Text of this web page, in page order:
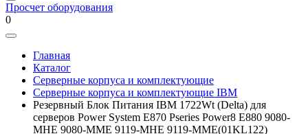
Просчет оборудования
0
Главная
Каталог
Серверные корпуса и комплектующие
Серверные корпуса и комплектующие IBM
Резервный Блок Питания IBM 1722Wt (Delta) для
серверов Power System E870 Pseries Power8 E880 9080-
MHE 9080-MME 9119-MHE 9119-MME(01KL122)